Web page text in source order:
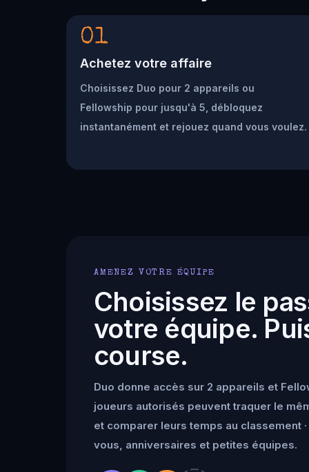
01
Achetez votre affaire
Choisissez Duo pour 2 appareils ou
Fellowship pour jusqu'à 5, débloquez
instantanément et rejouez quand vous voulez.
AMENEZ VOTRE ÉQUIPE
Choisissez le
votre équipe.
course.
Duo donne accès sur 2 appareils et
joueurs autorisés peuvent traquer le
et comparer leurs temps au classement
vous, anniversaires et petites équipes.